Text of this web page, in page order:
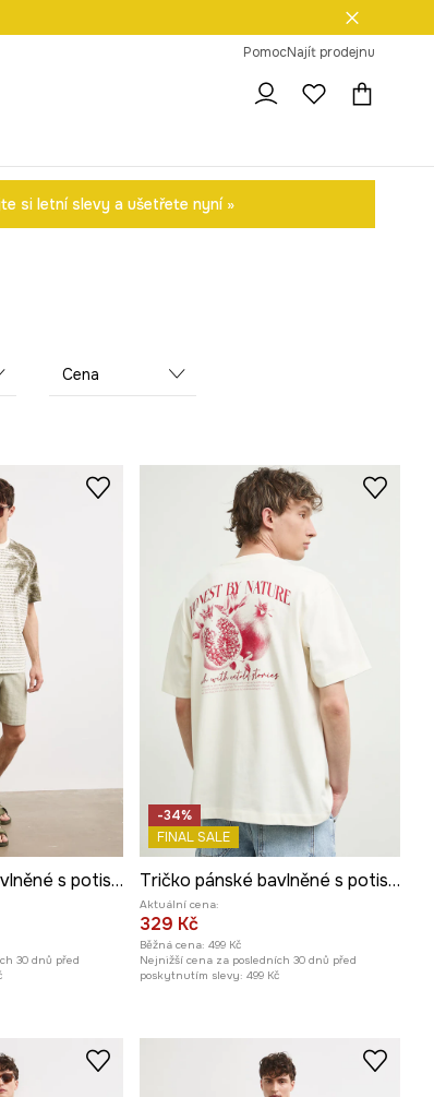
PomocNajít prodejnu
si letní slevy a ušetřete nyní »
Cena
Tričko pánské bavlněné s potiskem
30 dnů před
-34%
FINAL SALE
Tričko pánské bavlněné s potiskem
Aktuální cena:
329 Kč
Běžná cena: 499 Kč
Nejnižší cena za posledních 30 dnů před
poskytnutím slevy: 499 Kč